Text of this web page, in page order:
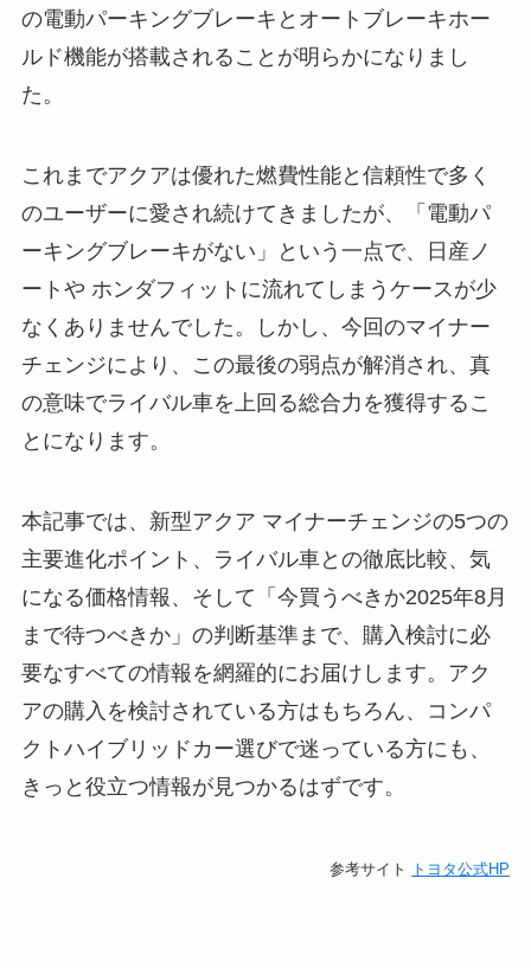
の電動パーキングブレーキとオートブレーキホー
ルド機能が搭載されることが明らかになりまし
た。
これまでアクアは優れた燃費性能と信頼性で多く
のユーザーに愛され続けてきましたが、「電動パ
ーキングブレーキがない」という一点で、日産ノ
ートや ホンダフィットに流れてしまうケースが少
なくありませんでした。しかし、今回のマイナー
チェンジにより、この最後の弱点が解消され、真
の意味でライバル車を上回る総合力を獲得するこ
とになります。
本記事では、新型アクア マイナーチェンジの5つの
主要進化ポイント、ライバル車との徹底比較、気
になる価格情報、そして「今買うべきか2025年8月
まで待つべきか」の判断基準まで、購入検討に必
要なすべての情報を網羅的にお届けします。アク
アの購入を検討されている方はもちろん、コンパ
クトハイブリッドカー選びで迷っている方にも、
きっと役立つ情報が見つかるはずです。
参考サイト トヨタ公式HP